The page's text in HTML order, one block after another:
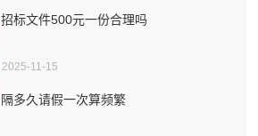
招标文件500元一份合理吗
2025-11-15
隔多久请假一次算频繁